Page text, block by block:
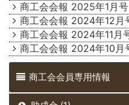
商工会会報 2025年1月
商工会会報 2024年12月
商工会会報 2024年11月
商工会会報 2024年10月
商工会会員専用情報